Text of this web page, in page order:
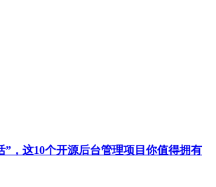
”，这10个开源后台管理项目你值得拥有